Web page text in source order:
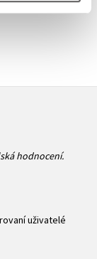
hodnocení.
uživatelé